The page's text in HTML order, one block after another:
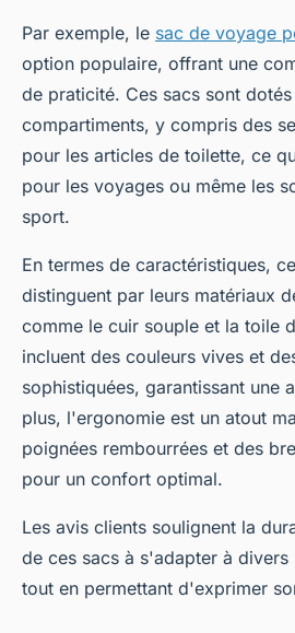
Par exemple, le sac de voyage
option populaire, offrant une
de praticité. Ces sacs sont
compartiments, y compris des
pour les articles de toilette, ce
pour les voyages ou même les
sport.
En termes de caractéristiques,
distinguent par leurs matériaux
comme le cuir souple et la toile
incluent des couleurs vives et
sophistiquées, garantissant une
plus, l'ergonomie est un atout
poignées rembourrées et des
pour un confort optimal.
Les avis clients soulignent la
de ces sacs à s'adapter à
tout en permettant d'exprimer